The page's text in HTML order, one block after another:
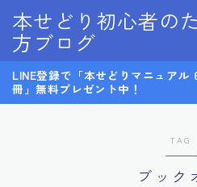
本せどり初心者の
方ブログ
MENU
0から始めるメルカリ物販
LINE@
LINE登録で「本せどりマニュアル
冊」無料プレゼント中！
TAG
ブック